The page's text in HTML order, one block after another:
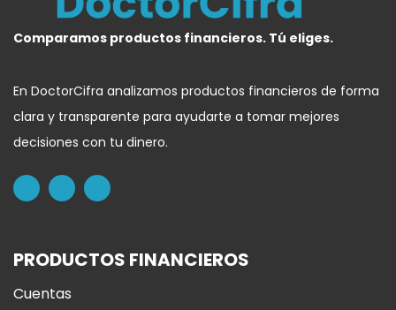
Comparamos productos financieros. Tú eliges.
En DoctorCifra analizamos productos financieros de forma
clara y transparente para ayudarte a tomar mejores
decisiones con tu dinero.
PRODUCTOS FINANCIEROS
Cuentas